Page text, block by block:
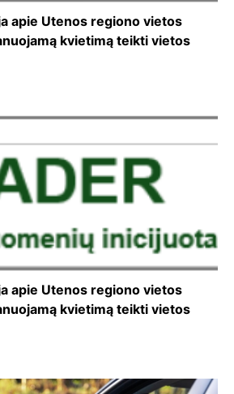
apie Utenos regiono vietos
kvietimą teikti vietos
apie Utenos regiono vietos
kvietimą teikti vietos